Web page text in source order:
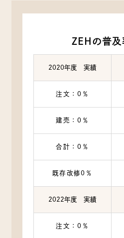
ZEHの普及
2020年度 実績
注文：0％
建売：0％
合計：0％
既存改修0％
2022年度 実績
注文：0％